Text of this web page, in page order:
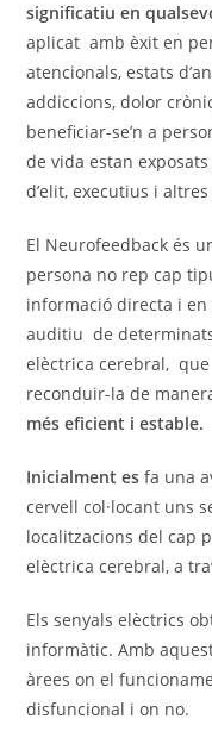
significatiu en
aplicat amb èxit en
atencionals, estats
addiccions, dolor
beneficiar-se’n a
de vida estan
d’elit, executius i
El Neurofeedback és
persona no rep cap
informació directa i
auditiu de
elèctrica cerebral,
reconduir-la de
més eficient i estable.
Inicialment esfa una
cervell col·locant uns
localitzacions del cap
elèctrica cerebral, a
Els senyals elèctrics
informàtic. Amb
àrees on el
disfuncional i on no.